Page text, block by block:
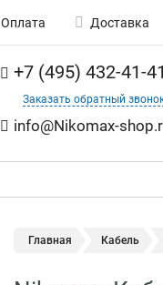
Оплата Доставка
+7 (495) 432-41-41
Заказать обратный
info@Nikomax-
Главная Кабель